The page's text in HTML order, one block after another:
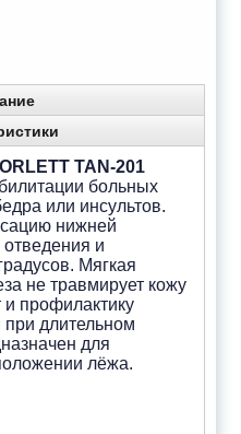
TAN-201
больных
или инсультов.
нижней
и
Мягкая
не травмирует кожу
и профилактику
длительном
для
лёжа.